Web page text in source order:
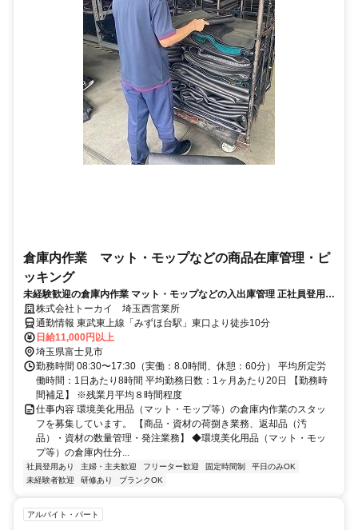
倉庫内作業 マット・モップなどの商品在庫管理・ピ
ッキング
未経験歓迎の倉庫内作業 マット・モップなどの入出庫管理 正社員登用あ
り 平日・日勤のみで土日祝休み
株式会社トーカイ 埼玉西営業所
通勤情報 東武東上線「みずほ台駅」東口より徒歩10分
日給11,000円以上
埼玉県富士見市
勤務時間 08:30〜17:30（実働：8.0時間、休憩：60分） 平均所定労
働時間：1日あたり8時間 平均勤務日数：1ヶ月あたり20日 【勤務時
間補足】 ※残業月平均８時間程度
仕事内容 環境美化用品（マット・モップ等）の倉庫内作業のスタッ
フを募集しています。 【商品・資材の荷捌き業務、返却品（汚
品）・資材の数量管理・発注業務】 ◆環境美化用品（マット・モッ
プ等）の倉庫内仕分...
社員登用あり 主婦・主夫歓迎 フリーター歓迎 固定時間制
平日のみOK
未経験者歓迎
研修あり ブランクOK
アルバイト・パート